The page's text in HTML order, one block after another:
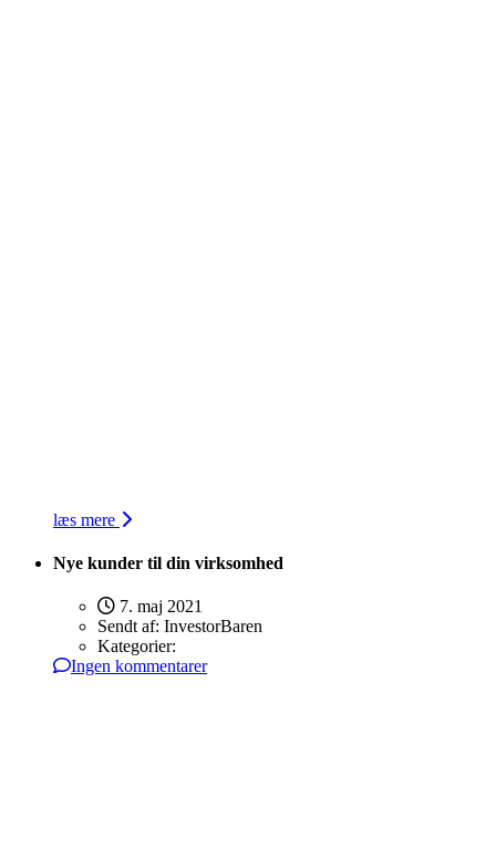
læs mere
Nye kunder til din virksomhed
7. maj 2021
Sendt af: InvestorBaren
Kategorier:
Ingen kommentarer